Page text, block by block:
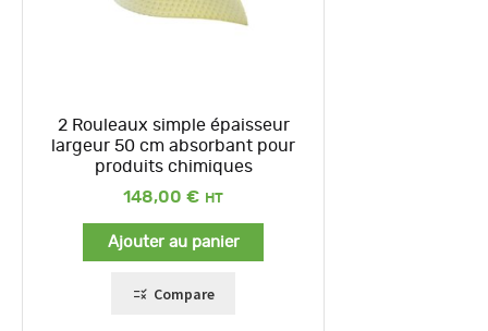
2 Rouleaux simple épaisseur
largeur 50 cm absorbant pour
produits chimiques
148,00 €
Ajouter au panier
Compare